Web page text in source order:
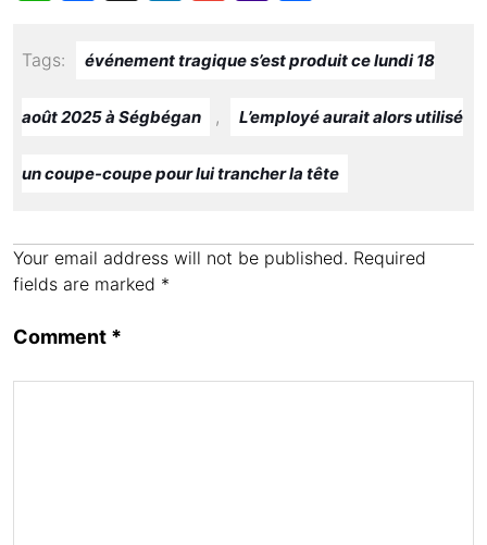
at
A
p
c
b
o
k
dI
n
ail h
o
M
ail
ar
Tags: événement tragique s’est produit ce lundi 18
août 2025 à Ségbégan , L’employé aurait alors utilisé
un coupe-coupe pour lui trancher la tête
Your email address will not be published. Required
fields are marked *
Comment *